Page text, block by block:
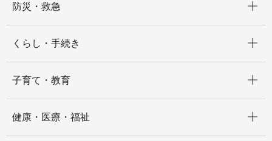
防災・救急
くらし・手続き
子育て・教育
健康・医療・福祉